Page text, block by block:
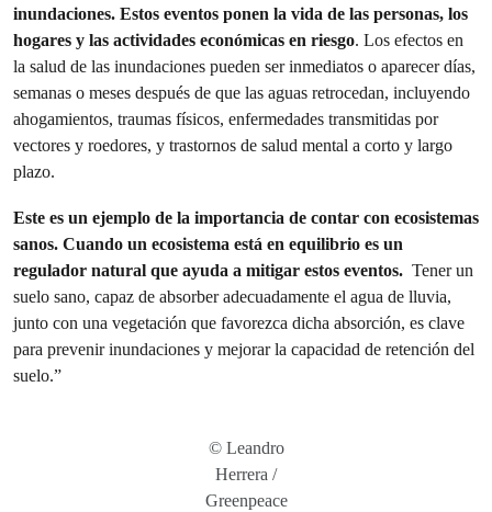
inundaciones. Estos eventos ponen la vida de las personas, los
hogares y las actividades económicas en riesgo. Los efectos en
la salud de las inundaciones pueden ser inmediatos o aparecer días,
semanas o meses después de que las aguas retrocedan, incluyendo
ahogamientos, traumas físicos, enfermedades transmitidas por
vectores y roedores, y trastornos de salud mental a corto y largo
plazo.
Este es un ejemplo de la importancia de contar con ecosistemas
sanos. Cuando un ecosistema está en equilibrio es un
regulador natural que ayuda a mitigar estos eventos. Tener un
suelo sano, capaz de absorber adecuadamente el agua de lluvia,
junto con una vegetación que favorezca dicha absorción, es clave
para prevenir inundaciones y mejorar la capacidad de retención del
suelo.”
© Leandro
Herrera /
Greenpeace